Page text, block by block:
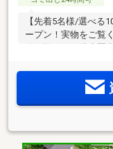
【先着5名様/選べる
ープン！実物をご覧
ファインバブルなど